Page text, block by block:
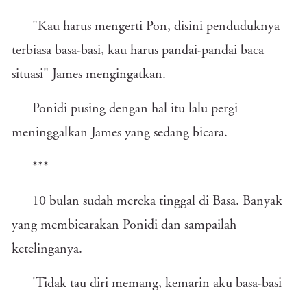
"Kau harus mengerti Pon, disini penduduknya
terbiasa basa-basi, kau harus pandai-pandai baca
situasi" James mengingatkan.
Ponidi pusing dengan hal itu lalu pergi
meninggalkan James yang sedang bicara.
***
10 bulan sudah mereka tinggal di Basa. Banyak
yang membicarakan Ponidi dan sampailah
ketelinganya.
'Tidak tau diri memang, kemarin aku basa-basi